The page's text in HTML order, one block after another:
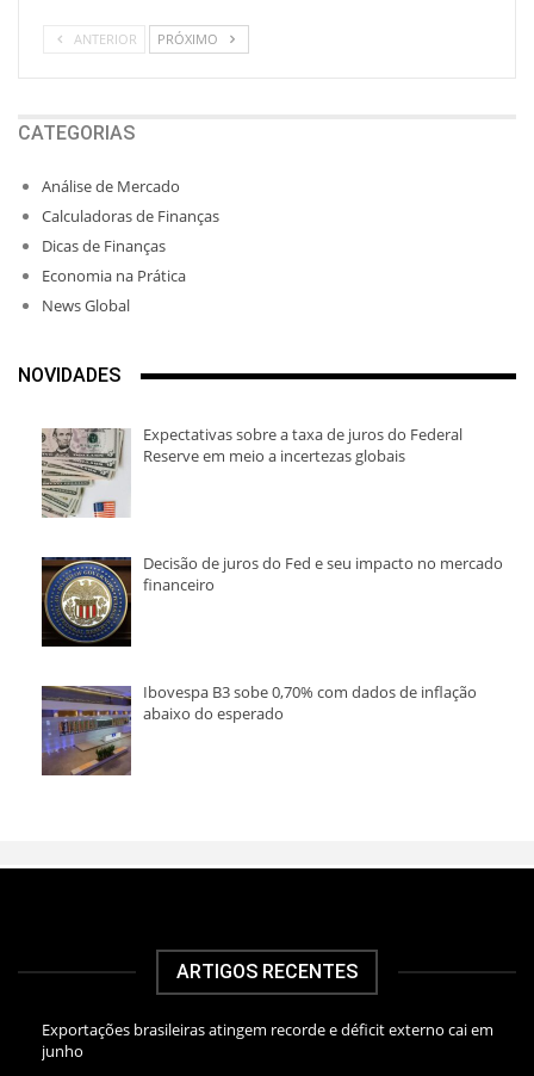
ANTERIOR PRÓXIMO
CATEGORIAS
Análise de Mercado
Calculadoras de Finanças
Dicas de Finanças
Economia na Prática
News Global
NOVIDADES
Expectativas sobre a taxa de juros do Federal
Reserve em meio a incertezas globais
Decisão de juros do Fed e seu impacto no mercado
financeiro
Ibovespa B3 sobe 0,70% com dados de inflação
abaixo do esperado
ARTIGOS RECENTES
Exportações brasileiras atingem recorde e déficit externo cai em
junho